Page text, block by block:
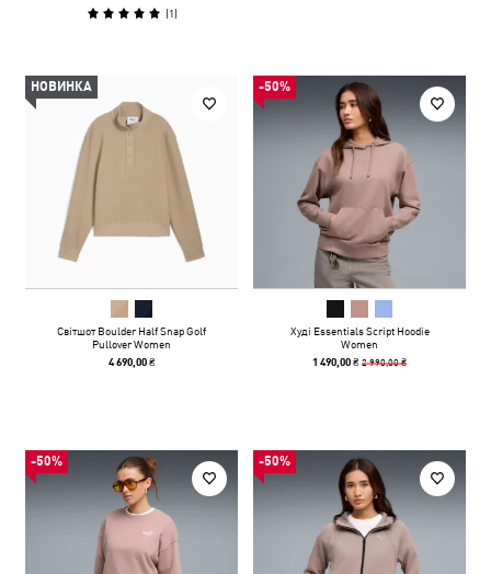
(1)
НОВИНКА
Світшот Boulder Half Snap Golf
Pullover Women
4 690,00 ₴
-50%
Худі Essentials Script Hoodie
Women
1 490,00 ₴2 990,00 ₴
-50% -50%